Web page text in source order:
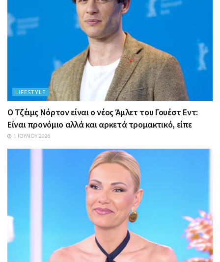
LIFESTYLE
Ο Τζέιμς Νόρτον είναι ο νέος Άμλετ του Γουέστ Εντ:
Είναι προνόμιο αλλά και αρκετά τρομακτικό, είπε
1 ΙΟΥΛΊΟΥ 2026